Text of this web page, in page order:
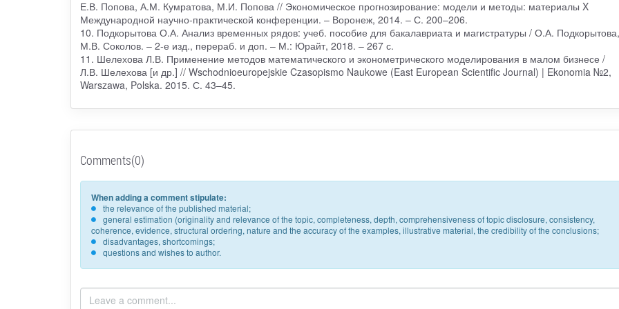
Е.В. Попова, А.М. Кумратова, М.И. Попова // Экономическое прогнозирование: модели и методы: материалы X
Международной научно-практической конференции. – Воронеж, 2014. – С. 200–206.
10. Подкорытова О.А. Анализ временных рядов: учеб. пособие для бакалавриата и магистратуры / О.А. Подкорытова,
М.В. Соколов. – 2-е изд., перераб. и доп. – М.: Юрайт, 2018. – 267 с.
11. Шелехова Л.В. Применение методов математического и эконометрического моделирования в малом бизнесе /
Л.В. Шелехова [и др.] // Wschodnioeuropejskie Czasopismo Naukowe (East European Scientific Journal) | Ekonomia №2,
Warszawa, Polska. 2015. С. 43–45.
Comments(0)
When adding a comment stipulate:
the relevance of the published material;
general estimation (originality and relevance of the topic, completeness, depth, comprehensiveness of topic disclosure, consistency,
coherence, evidence, structural ordering, nature and the accuracy of the examples, illustrative material, the credibility of the conclusions;
disadvantages, shortcomings;
questions and wishes to author.